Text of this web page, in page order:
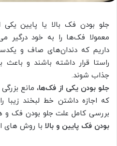
جلو بودن فک بالا یا پایین
معمولا فک‌ها را به خود درگیر
داریم که دندان‌های صاف و
راستا قرار داشته باشند و
جذاب شوند.
جلو بودن یکی از فک‌ها، مانع
که اجازه داشتن خط لبخند زیبا
بررسی کامل علت جلو بودن فک
بودن فک پایین و بالا با روش های